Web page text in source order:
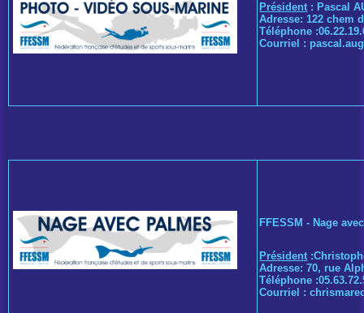
Président : Pascal
Adresse: 122 chem
Téléphone
Courriel :
FFESSM - Nage
Président
Adresse: 70, rue
Téléphone
Courriel :